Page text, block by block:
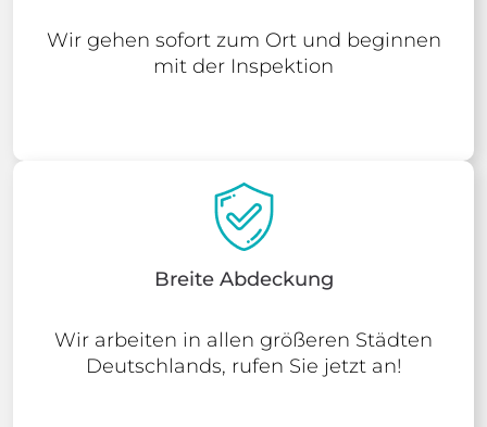
Wir gehen sofort zum Ort und beginnen
mit der Inspektion
Breite Abdeckung
Wir arbeiten in allen größeren Städten
Deutschlands, rufen Sie jetzt an!